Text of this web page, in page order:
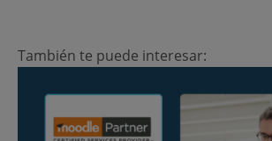
También te puede interesar: